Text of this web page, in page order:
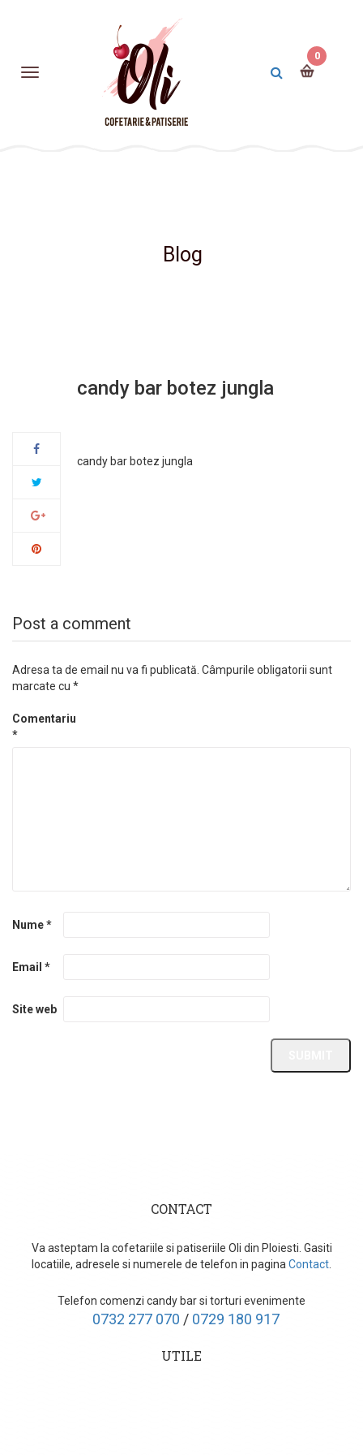
0
Blog
candy bar botez jungla
candy bar botez jungla
Post a comment
Adresa ta de email nu va fi publicată. Câmpurile obligatorii sunt
marcate cu *
Comentariu
*
Nume*
Email *
Site web
CONTACT
Va asteptam la cofetariile si patiseriile Oli din Ploiesti. Gasiti
locatiile, adresele si numerele de telefon in pagina Contact
Telefon comenzi candy bar si torturi evenimente
0732 277 070 / 0729 180 917
UTILE